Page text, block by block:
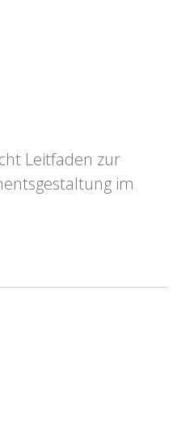
dieser
neben frischem Obst
die wichtigsten Güter des
über Haushaltswaren bis
Leitfaden zur
im